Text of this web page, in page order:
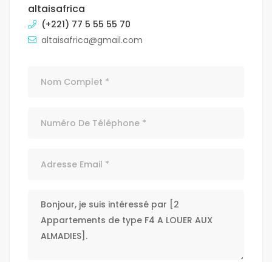
altaisafrica
(+221) 77 5 55 55 70
altaisafrica@gmail.com